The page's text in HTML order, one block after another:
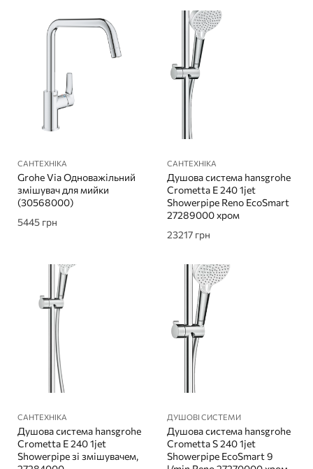
САНТЕХНІКА
Grohe Via Одноважільний
змішувач для мийки
(30568000)
5445 грн
САНТЕХНІКА
Душова система hansgrohe
Crometta E 240 1jet
Showerpipe Reno EcoSmart
27289000 хром
23217 грн
САНТЕХНІКА
Душова система hansgrohe
Crometta E 240 1jet
Showerpipe зі змішувачем,
ДУШОВІ СИСТЕМИ
Душова система hansgrohe
Crometta S 240 1jet
Showerpipe EcoSmart 9